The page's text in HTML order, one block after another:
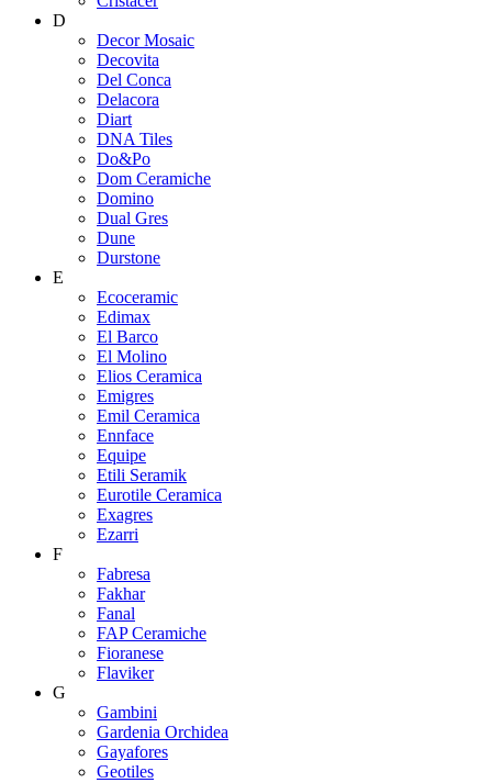
D
Decor Mosaic
Decovita
Del Conca
Delacora
Diart
DNA Tiles
Do&Po
Dom Ceramiche
Domino
Dual Gres
Dune
Durstone
E
Ecoceramic
Edimax
El Barco
El Molino
Elios Ceramica
Emigres
Emil Ceramica
Ennface
Equipe
Etili Seramik
Eurotile Ceramica
Exagres
Ezarri
F
Fabresa
Fakhar
Fanal
FAP Ceramiche
Fioranese
Flaviker
G
Gambini
Gardenia Orchidea
Gayafores
Geotiles